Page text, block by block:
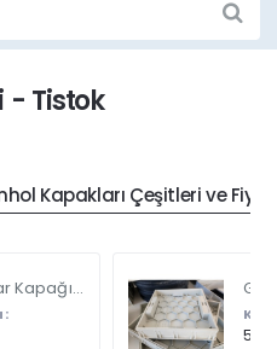
- Tistok
Kapakları Çeşitleri ve
Gömme Rögar Kapağı - Seramik - Fayans Ve Mermer Zeminlerde - Gizli Çerçeve Kapak Çift Kulplu 45 X 45
: KDV